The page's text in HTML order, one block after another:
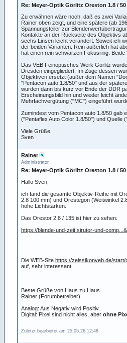
Re: Meyer-Optik Görlitz Oreston 1.8 /
Zu erwähnen wäre noch, daß es zwei
Rainer oben zeigt, und eine spätere (ab
Spannungsteiler zur
Kontakte an der Rückseite des Objektivs
sechs Linsen leicht verändert. Soweit ich
der beiden Varianten. Rein äußerlich hat
hat einen rein schwarzen Fokusring.
Das VEB Feinoptisches Werk Görlitz
Dresden eingegliedert. Im Zuge dessen
Objektiven ersetzt (außer dem Namen
"Pentacon auto 1.8/50" und aus der
wurden dann bis kurz vor Ende der DDR
Erscheinungsbild hin und wieder leicht
Mehrfachvergütung ("MC") eingeführt
Zumindest vom Pentacon auto 1.8/50 gab
("Pentaflex Auto Color 1.8/50") und Quelle
Viele Grüße,
Sven
Rainer
Administrator
Re: Meyer-Optik Görlitz Oreston 1.8 /
Hallo Sven,
ich fand die gesamte Objektiv-Reihe mit
2.8 100 mm) und Orestegon (Weitwinkel
hohe Lichtstärken.
Das Orestor 2.8 / 135 ist hier zu sehen:
https://blende-und-zeit.sirutor-und-
Die WEB-Site https://zeissikonveb.de/start/
auf, sehr interessant.
Beste Grüße von Haus zu Haus
Rainer (Forumbetreiber)
Analog: Aus Negativ wird Positiv.
Digital: Pixel sind nicht alles, aber ohne
Zuletzt bearbeitet am 25.05.26 12:48